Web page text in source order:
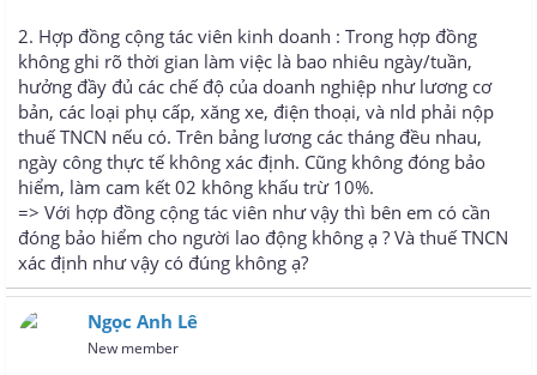
2. Hợp đồng cộng tác viên kinh doanh : Trong hợp đồng
không ghi rõ thời gian làm việc là bao nhiêu ngày/tuần,
hưởng đầy đủ các chế độ của doanh nghiệp như lương cơ
bản, các loại phụ cấp, xăng xe, điện thoại, và nld phải nộp
thuế TNCN nếu có. Trên bảng lương các tháng đều nhau,
ngày công thực tế không xác định. Cũng không đóng bảo
hiểm, làm cam kết 02 không khấu trừ 10%.
=> Với hợp đồng cộng tác viên như vậy thì bên em có cần
đóng bảo hiểm cho người lao động không ạ ? Và thuế TNCN
xác định như vậy có đúng không ạ?
Ngọc Anh Lê
New member